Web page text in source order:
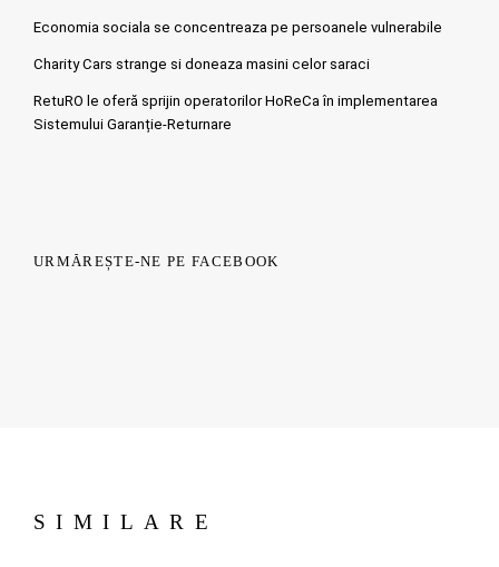
Economia sociala se concentreaza pe persoanele vulnerabile
Charity Cars strange si doneaza masini celor saraci
RetuRO le oferă sprijin operatorilor HoReCa în implementarea
Sistemului Garanție-Returnare
URMĂREȘTE-NE PE FACEBOOK
SIMILARE